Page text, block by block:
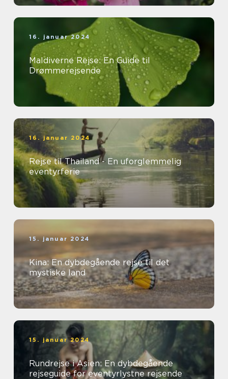
16. januar 2024
Maldiverne Rejse: En Guide til
Drømmerejsende
16. januar 2024
Rejse til Thailand - En uforglemmelig
eventyrferie
15. januar 2024
Kina: En dybdegående rejse til det
mystiske land
15. januar 2024
Rundrejse i Asien: En dybdegående
rejseguide for eventyrlystne rejsende